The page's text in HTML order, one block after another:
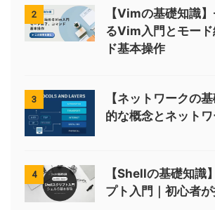
2
【Vimの基礎知識
るVim入門とモー
ド基本操作
3
【ネットワークの
的な概念とネット
4
【Shellの基礎知識
プト入門｜初心者